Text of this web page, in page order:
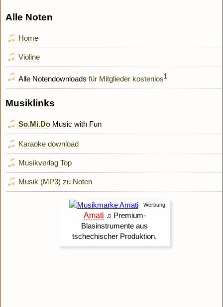
Alle Noten
Home
Violine
Alle Notendownloads für Mitglieder kostenlos1
Musiklinks
So.Mi.Do Music with Fun
Karaoke download
Musikverlag Top
Musik (MP3) zu Noten